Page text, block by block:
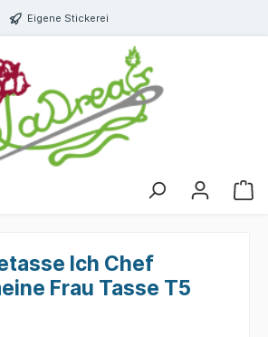
Eigene Stickerei
Ich Chef
Frau Tasse T5